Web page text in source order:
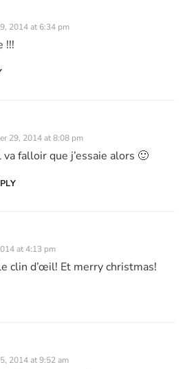
2014 at 6:34 pm
!!!
29, 2014 at 8:08 pm
va falloir que j’essaie alors 🙂
at 4:13 pm
clin d’œil! Et merry christmas!
2014 at 9:52 am